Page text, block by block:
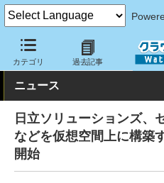
カテゴリ 過去記事
クラウド Watch サービス・ソフ
ニュース
日立ソリューションズ、
などを仮想空間上に構築
開始